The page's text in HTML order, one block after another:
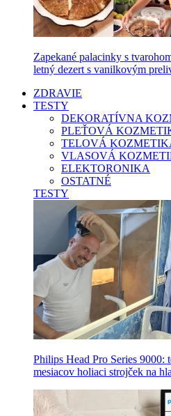
Zapekané palacinky s
letný dezert s vanilkovým
ZDRAVIE
TESTY
DEKORATÍVNA
PLEŤOVÁ
TELOVÁ
VLASOVÁ
ELEKTORONIKA
OSTATNÉ
TESTY
Philips Head Pro Series 9000:
mesiacov holiaci strojček na